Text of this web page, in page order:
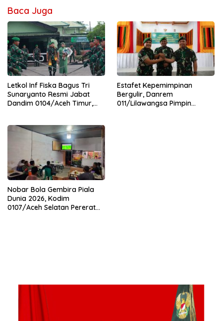
Baca Juga
Letkol Inf Fiska Bagus Tri
Sunaryanto Resmi Jabat
Dandim 0104/Aceh Timur,
0104/Atim
Estafet Kepemimpinan
Bergulir, Danrem
011/Lilawangsa Pimpin
Nobar Bola Gembira Piala
Dunia 2026, Kodim
0107/Aceh Selatan Pererat